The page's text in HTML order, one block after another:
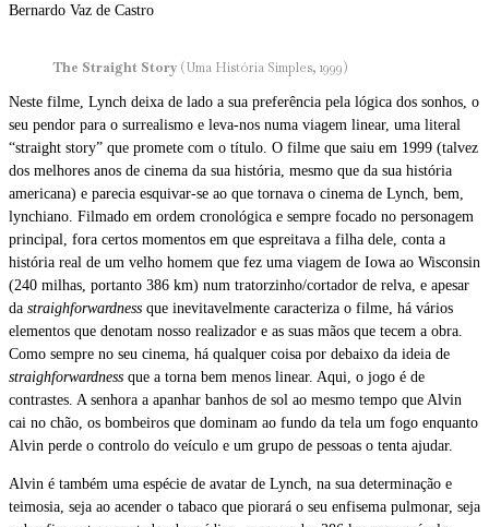
Bernardo Vaz de Castro
The Straight Story (Uma História Simples, 1999)
Neste filme, Lynch deixa de lado a sua preferência pela lógica dos sonhos, o
seu pendor para o surrealismo e leva-nos numa viagem linear, uma literal
“straight story” que promete com o título. O filme que saiu em 1999 (talvez
dos melhores anos de cinema da sua história, mesmo que da sua história
americana) e parecia esquivar-se ao que tornava o cinema de Lynch, bem,
lynchiano. Filmado em ordem cronológica e sempre focado no personagem
principal, fora certos momentos em que espreitava a filha dele, conta a
história real de um velho homem que fez uma viagem de Iowa ao Wisconsin
(240 milhas, portanto 386 km) num tratorzinho/cortador de relva, e apesar
da straighforwardness que inevitavelmente caracteriza o filme, há vários
elementos que denotam nosso realizador e as suas mãos que tecem a obra.
Como sempre no seu cinema, há qualquer coisa por debaixo da ideia de
straighforwardness que a torna bem menos linear. Aqui, o jogo é de
contrastes. A senhora a apanhar banhos de sol ao mesmo tempo que Alvin
cai no chão, os bombeiros que dominam ao fundo da tela um fogo enquanto
Alvin perde o controlo do veículo e um grupo de pessoas o tenta ajudar.
Alvin é também uma espécie de avatar de Lynch, na sua determinação e
teimosia, seja ao acender o tabaco que piorará o seu enfisema pulmonar, seja